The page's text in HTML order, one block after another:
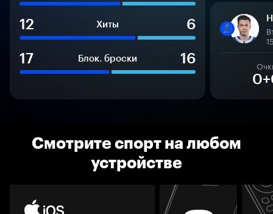
12 Хиты
6
17
Блок. броски 16
Смотрите спорт на любом
устройстве